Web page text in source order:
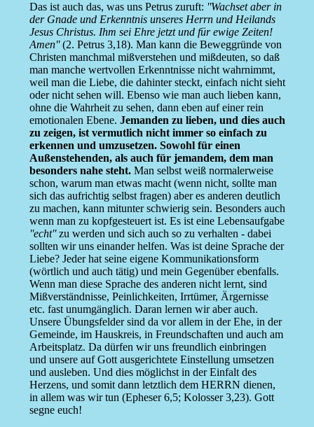
Das ist auch das, was uns Petrus zuruft: ''Wachset aber in
der Gnade und Erkenntnis unseres Herrn und Heilands
Jesus Christus. Ihm sei Ehre jetzt und für ewige Zeiten!
Amen''(2. Petrus 3,18). Man kann die Beweggründe von
Christen manchmal mißverstehen und mißdeuten, so daß
man manche wertvollen Erkenntnisse nicht wahrnimmt,
weil man die Liebe, die dahinter steckt, einfach nicht sieht
oder nicht sehen will. Ebenso wie man auch lieben kann,
ohne die Wahrheit zu sehen, dann eben auf einer rein
emotionalen Ebene. Jemanden zu lieben, und dies auch
zu zeigen, ist vermutlich nicht immer so einfach zu
erkennen und umzusetzen. Sowohl für einen
Außenstehenden, als auch für jemandem, dem man
besonders nahe steht.Man selbst weiß normalerweise
schon, warum man etwas macht (wenn nicht, sollte man
sich das aufrichtig selbst fragen) aber es anderen deutlich
zu machen, kann mitunter schwierig sein. Besonders auch
wenn man zu kopfgesteuert ist. Es ist eine Lebensaufgabe
''echt''zu werden und sich auch so zu verhalten - dabei
sollten wir uns einander helfen. Was ist deine Sprache der
Liebe? Jeder hat seine eigene Kommunikationsform
(wörtlich und auch tätig) und mein Gegenüber ebenfalls.
Wenn man diese Sprache des anderen nicht lernt, sind
Mißverständnisse, Peinlichkeiten, Irrtümer, Ärgernisse
etc. fast unumgänglich. Daran lernen wir aber auch.
Unsere Übungsfelder sind da vor allem in der Ehe, in der
Gemeinde, im Hauskreis, in Freundschaften und auch am
Arbeitsplatz. Da dürfen wir uns freundlich einbringen
und unsere auf Gott ausgerichtete Einstellung umsetzen
und ausleben. Und dies möglichst in der Einfalt des
Herzens, und somit dann letztlich dem HERRN dienen,
in allem was wir tun (Epheser 6,5; Kolosser 3,23). Gott
segne euch!